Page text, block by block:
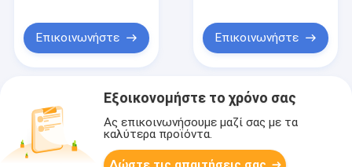
Επικοινωνήστε Επικοινωνήστε
Εξοικονομήστε το χρόνο σας
Ας επικοινωνήσουμε μαζί σας με τα
καλύτερα προϊόντα.